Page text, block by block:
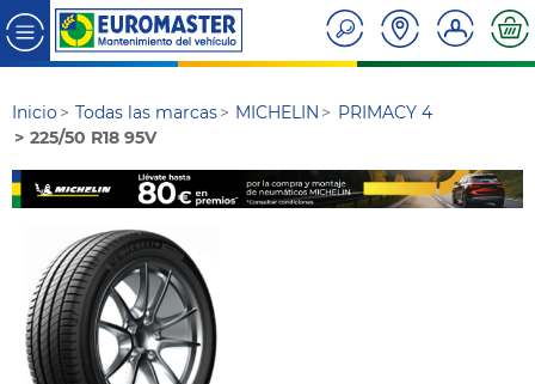
Inicio Todas las marcas MICHELIN
PRIMACY 4
225/50 R18 95V